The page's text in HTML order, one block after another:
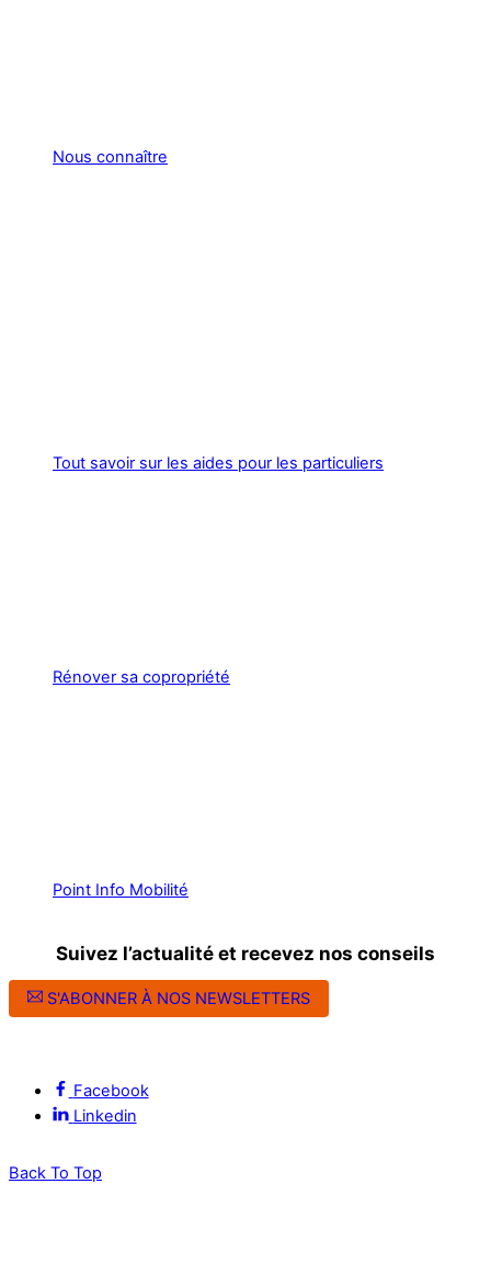
Nous connaître
Tout savoir sur les aides pour les particuliers
Rénover sa copropriété
Point Info Mobilité
Suivez l’actualité et recevez nos conseils
S'ABONNER À NOS NEWSLETTERS
Facebook
Linkedin
Back To Top